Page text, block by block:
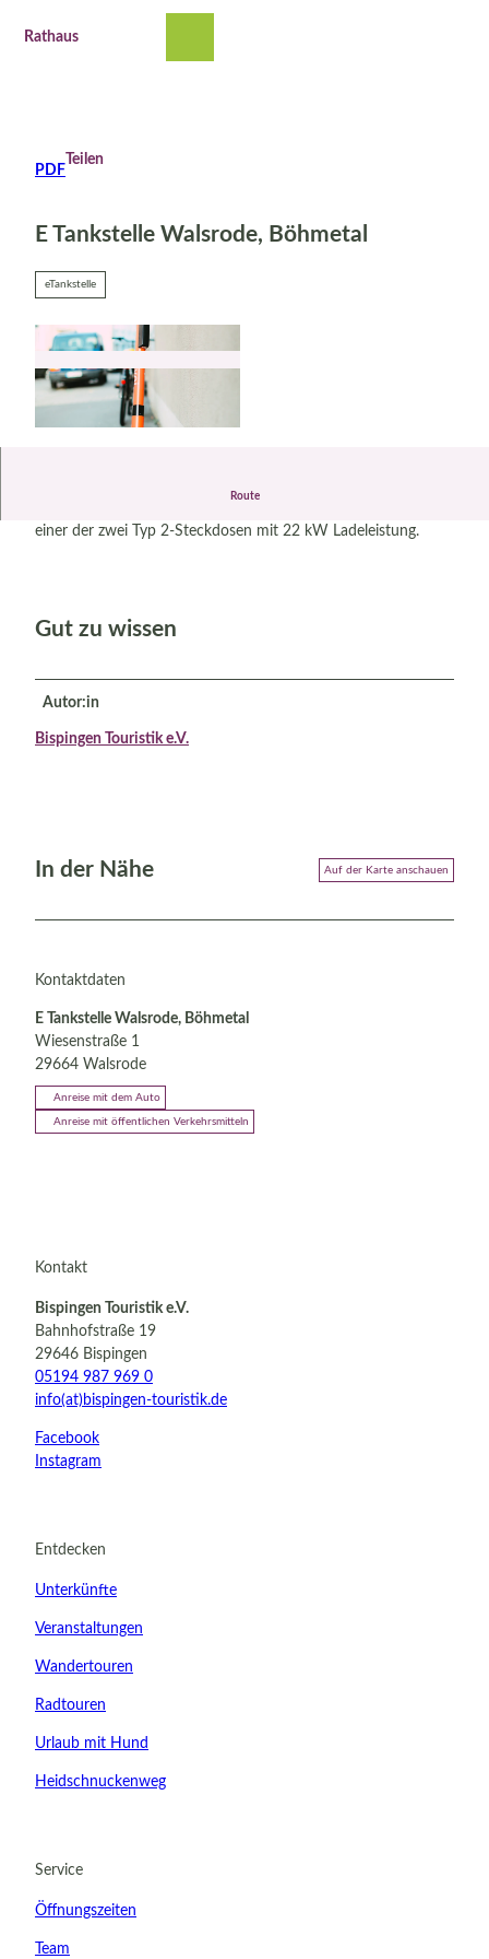
Rathaus
Kinder
PDF
Teilen
E Tankstelle Walsrode, Böhmetal
eTankstelle
Route
einer der zwei Typ 2-Steckdosen mit 22 kW Ladeleistung.
Gut zu wissen
Autor:in
Bispingen Touristik e.V.
In der Nähe Auf der Karte anschauen
Kontaktdaten
E Tankstelle Walsrode, Böhmetal
Wiesenstraße 1
29664 Walsrode
Anreise mit dem Auto
Anreise mit öffentlichen Verkehrsmitteln
Kontakt
Bispingen Touristik e.V.
Bahnhofstraße 19
29646 Bispingen
05194 987 969 0
info(at)bispingen-touristik.de
Facebook
Instagram
Entdecken
Unterkünfte
Veranstaltungen
Wandertouren
Radtouren
Urlaub mit Hund
Heidschnuckenweg
Service
Öffnungszeiten
Team